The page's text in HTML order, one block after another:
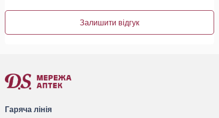
Залишити відгук
Гаряча лінія